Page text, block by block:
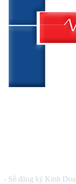
- Số đăng ký Kinh